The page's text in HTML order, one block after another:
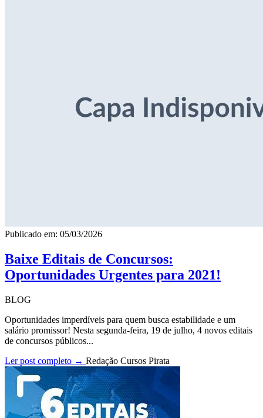
Publicado em: 05/03/2026
Baixe Editais de Concursos:
Oportunidades Urgentes para 2021!
BLOG
Oportunidades imperdíveis para quem busca estabilidade e um
salário promissor! Nesta segunda-feira, 19 de julho, 4 novos editais
de concursos públicos...
Ler post completo → Redação Cursos Pirata